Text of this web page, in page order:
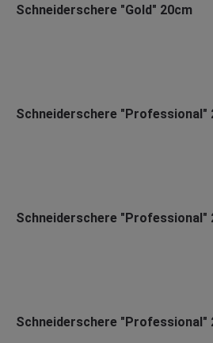
Schneiderschere "Gold" 20cm
Schneiderschere "Professional"
Schneiderschere "Professional"
Schneiderschere "Professional"